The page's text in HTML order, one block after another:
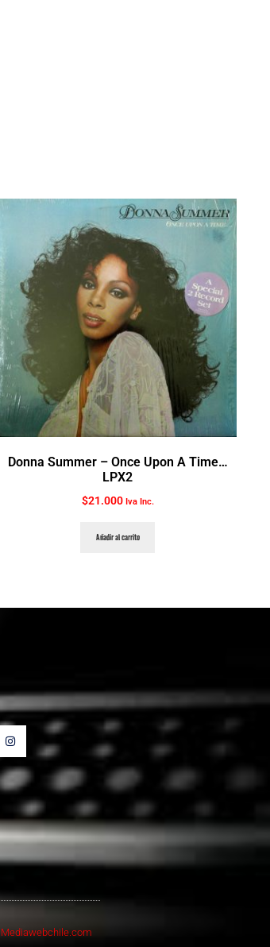
Donna Summer ‎– Once Upon A Time…
LPX2
$21.000 Iva Inc.
Añadir al carrito
Mediawebchile.com